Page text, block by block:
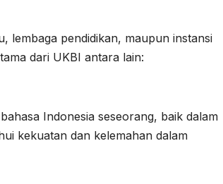
lembaga pendidikan, maupun instansi
dari UKBI antara lain:
Indonesia seseorang, baik dalam
kekuatan dan kelemahan dalam